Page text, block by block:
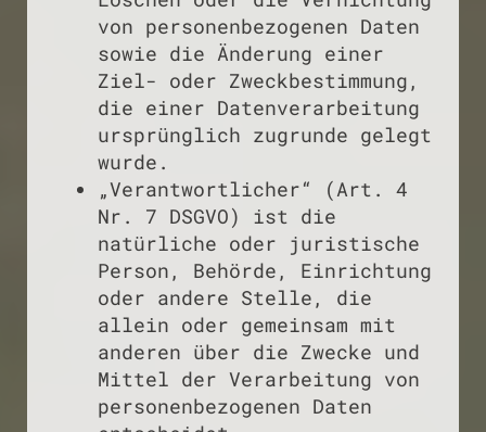
von personenbezogenen Daten
sowie die Änderung einer
Ziel- oder Zweckbestimmung,
die einer Datenverarbeitung
ursprünglich zugrunde gelegt
wurde.
„Verantwortlicher“ (Art. 4
Nr. 7 DSGVO) ist die
natürliche oder juristische
Person, Behörde, Einrichtung
oder andere Stelle, die
allein oder gemeinsam mit
anderen über die Zwecke und
Mittel der Verarbeitung von
personenbezogenen Daten